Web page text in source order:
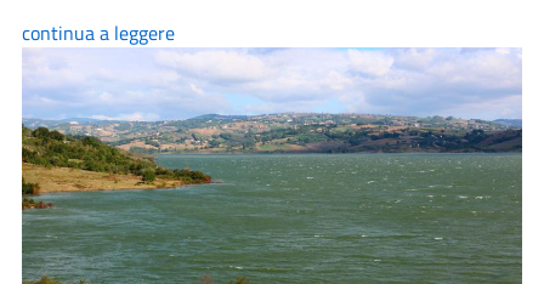
continua a leggere